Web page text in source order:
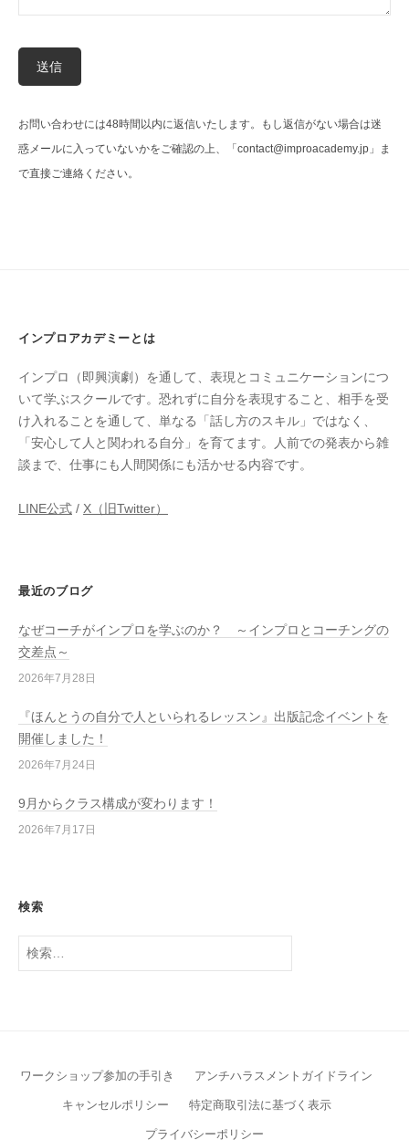
お問い合わせには48時間以内に返信いたします。もし返信がない場合は迷
惑メールに入っていないかをご確認の上、「contact@improacademy.jp」ま
で直接ご連絡ください。
インプロアカデミーとは
インプロ（即興演劇）を通して、表現とコミュニケーションにつ
いて学ぶスクールです。恐れずに自分を表現すること、相手を受
け入れることを通して、単なる「話し方のスキル」ではなく、
「安心して人と関われる自分」を育てます。人前での発表から雑
談まで、仕事にも人間関係にも活かせる内容です。
LINE公式 / X（旧Twitter）
最近のブログ
なぜコーチがインプロを学ぶのか？ ～インプロとコーチングの
交差点～
2026年7月28日
『ほんとうの自分で人といられるレッスン』出版記念イベントを
開催しました！
2026年7月24日
9月からクラス構成が変わります！
2026年7月17日
検索
検
ワークショップ参加の手引き アンチハラスメントガイドライン
キャンセルポリシー 特定商取引法に基づく表示
プライバシーポリシー